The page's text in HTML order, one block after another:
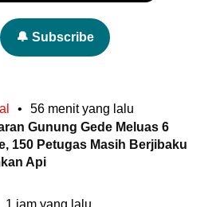
🔔 Subscribe
•
56 menit yang lalu
Gunung Gede Meluas 6
150 Petugas Masih Berjibaku
Api